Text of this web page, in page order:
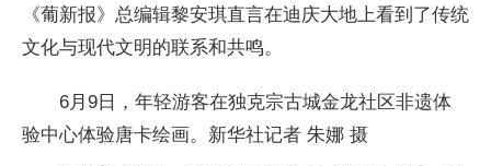
《葡新报》总编辑黎安琪直言在迪庆大地上看到了传统
文化与现代文明的联系和共鸣。
6月9日，年轻游客在独克宗古城金龙社区非遗体
验中心体验唐卡绘画。新华社记者 朱娜 摄